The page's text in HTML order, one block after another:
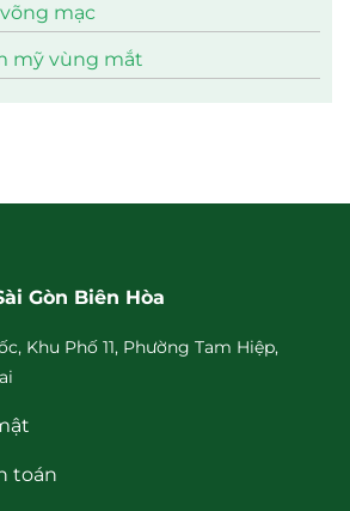
mạc
mỹ vùng mắt
Gòn Biên Hòa
Khu Phố 11, Phường Tam Hiệp,
toán